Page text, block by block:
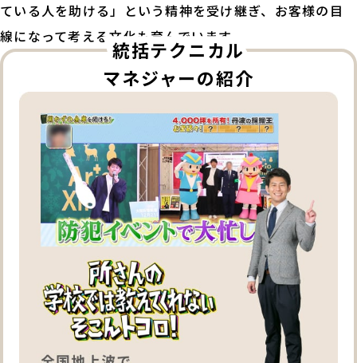
ている人を助ける」という精神を受け継ぎ、お客様の目
線になって考える文化も育んでいます。
統括テクニカル
マネジャーの紹介